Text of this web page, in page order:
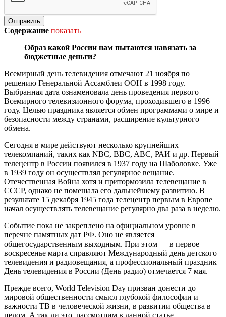
Содержание показать
Образ какой России нам пытаются навязать за
бюджетные деньги?
Всемирный день телевидения отмечают 21 ноября по
решению Генеральной Ассамблеи ООН в 1998 году.
Выбранная дата ознаменовала день проведения первого
Всемирного телевизионного форума, проходившего в 1996
году. Целью праздника является обмен программами о мире и
безопасности между странами, расширение культурного
обмена.
Сегодня в мире действуют несколько крупнейших
телекомпаний, таких как NBC, BBC, ABC, РАИ и др. Первый
телецентр в России появился в 1937 году на Шаболовке. Уже
в 1939 году он осуществлял регулярное вещание.
Отечественная Война хотя и притормозила телевещание в
СССР, однако не помешала его дальнейшему развитию. В
результате 15 декабря 1945 года телецентр первым в Европе
начал осуществлять телевещание регулярно два раза в неделю.
Событие пока не закреплено на официальном уровне в
перечне памятных дат РФ. Оно не является
общегосударственным выходным. При этом — в первое
воскресенье марта справляют Международный день детского
телевидения и радиовещания, а профессиональный праздник
День телевидения в России (День радио) отмечается 7 мая.
Прежде всего, World Television Day призван донести до
мировой общественности смысл глубокой философии и
важности ТВ в человеческой жизни, в развитии общества в
целом. А так ли это, рассмотрим в данной статье.